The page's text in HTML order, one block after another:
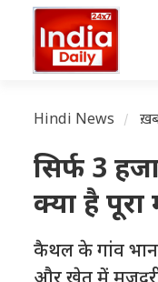
Hindi News
सिर्फ 3
क्या है पूरा
कैथल के गांव